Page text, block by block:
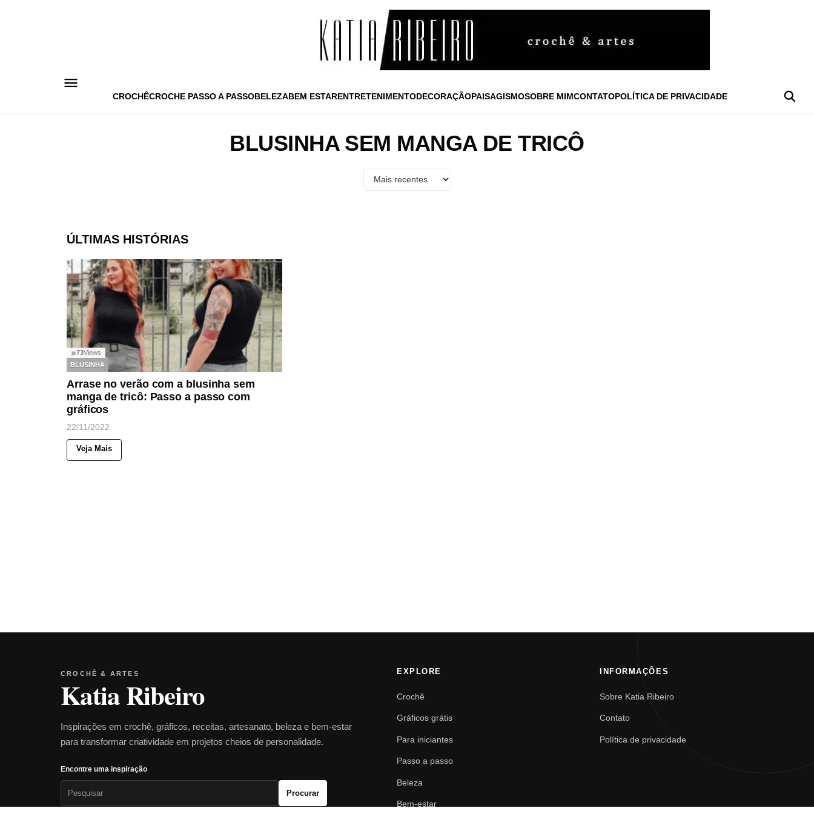
CROCHÊCROCHE PASSO A PASSOBELEZABEM ESTARENTRETENIMENTODECORAÇÃOPAISAGISMOSOBRE MIMCONTATOPOLÍTICA DE PRIVACIDADE
BLUSINHA SEM MANGA DE TRICÔ
ÚLTIMAS HISTÓRIAS
◉73Views
BLUSINHA
Arrase no verão com a blusinha sem
manga de tricô: Passo a passo com
gráficos
22/11/2022
Veja Mais
CROCHÊ & ARTES
Katia Ribeiro
Inspirações em crochê, gráficos, receitas, artesanato, beleza e bem-estar
para transformar criatividade em projetos cheios de personalidade.
Encontre uma inspiração
Procurar
EXPLORE
Crochê
Gráficos grátis
Para iniciantes
Passo a passo
Beleza
Bem-estar
INFORMAÇÕES
Sobre Katia Ribeiro
Contato
Política de privacidade